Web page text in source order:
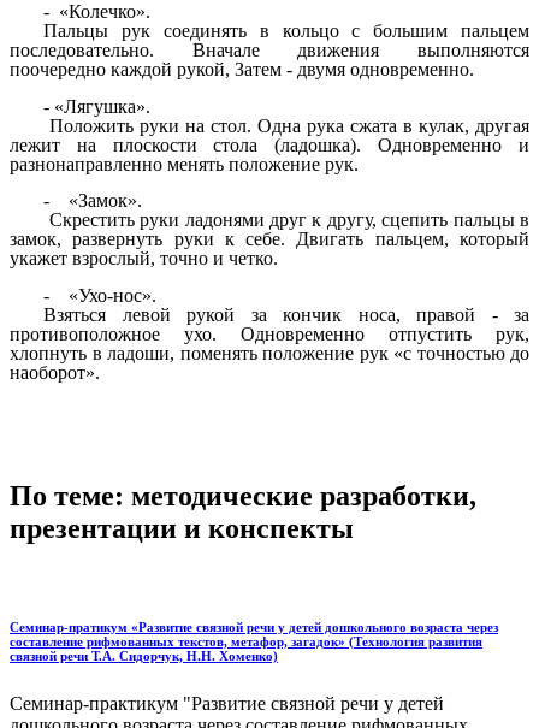
- «Колечко».
Пальцы рук соединять в кольцо с большим пальцем
последовательно. Вначале движения выполняются
поочередно каждой рукой, Затем - двумя одновременно.
- «Лягушка».
Положить руки на стол. Одна рука сжата в кулак, другая
лежит на плоскости стола (ладошка). Одновременно и
разнонаправленно менять положение рук.
- «Замок».
Скрестить руки ладонями друг к другу, сцепить пальцы в
замок, развернуть руки к себе. Двигать пальцем, который
укажет взрослый, точно и четко.
- «Ухо-нос».
Взяться левой рукой за кончик носа, правой - за
противоположное ухо. Одновременно отпустить рук,
хлопнуть в ладоши, поменять положение рук «с точностью до
наоборот».
По теме: методические разработки,
презентации и конспекты
Семинар-пратикум «Развитие связной речи у детей дошкольного возраста через
составление рифмованных текстов, метафор, загадок» (Технология развития
связной речи Т.А. Сидорчук, Н.Н. Хоменко)
Семинар-практикум "Развитие связной речи у детей